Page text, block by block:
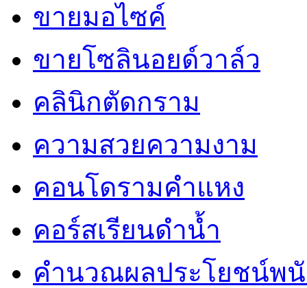
ขายมอไซค์
ขายโซลินอยด์วาล์ว
คลินิกตัดกราม
ความสวยความงาม
คอนโดรามคำแหง
คอร์สเรียนดำน้ำ
คำนวณผลประโยชน์พ